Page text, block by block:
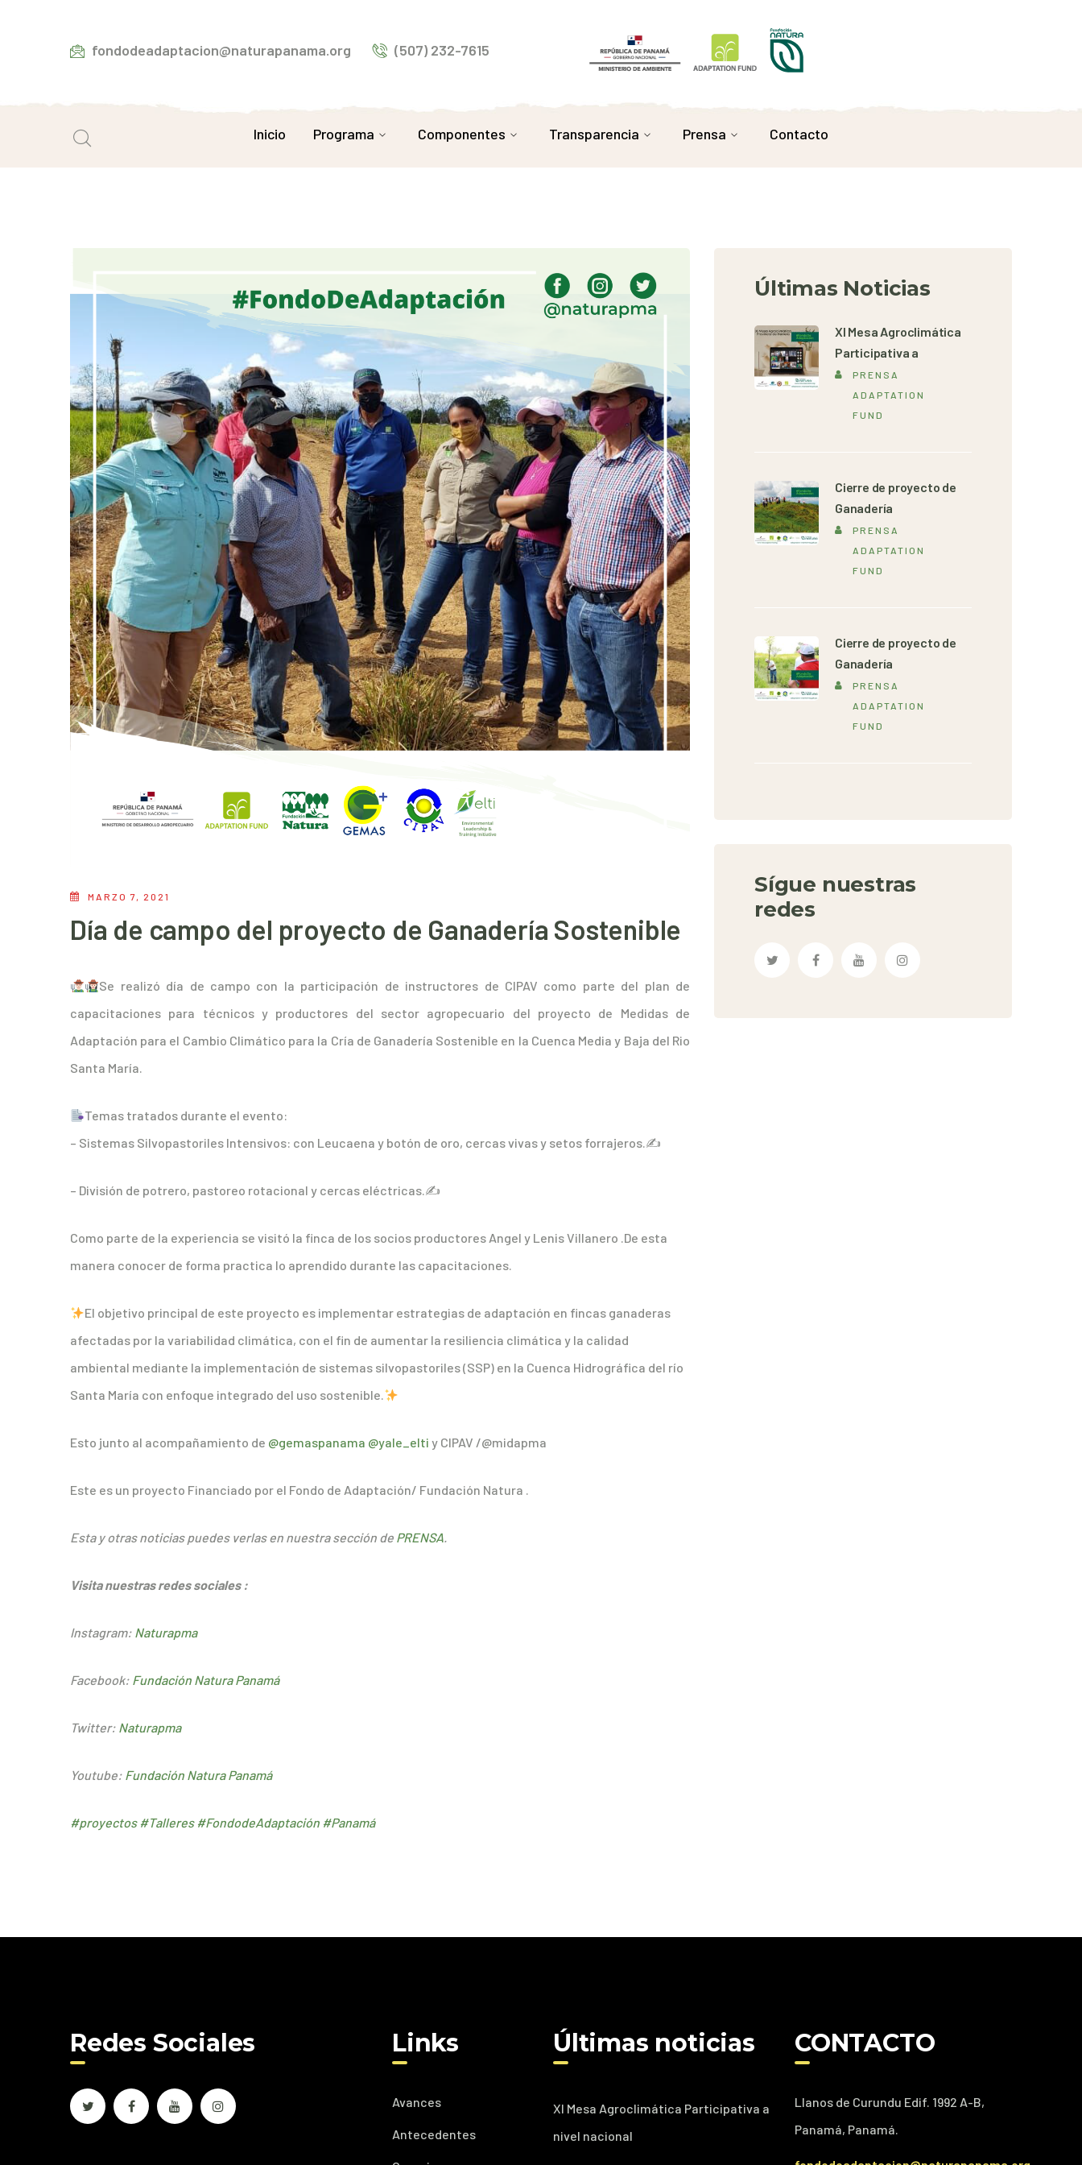
fondodeadaptacion@naturapanama.org (507) 232-7615
Inicio Programa Componentes Transparencia Prensa Contacto
MARZO 7, 2021
Día de campo del proyecto de Ganadería Sostenible
Se realizó día de campo con la participación de instructores de CIPAV como parte del plan de
capacitaciones para técnicos y productores del sector agropecuario del proyecto de Medidas de
Adaptación para el Cambio Climático para la Cría de Ganadería Sostenible en la Cuenca Media y Baja del Rio
Santa María.
Temas tratados durante el evento:
– Sistemas Silvopastoriles Intensivos: con Leucaena y botón de oro, cercas vivas y setos forrajeros.✍️
– División de potrero, pastoreo rotacional y cercas eléctricas.✍️
Como parte de la experiencia se visitó la finca de los socios productores Angel y Lenis Villanero .De esta
manera conocer de forma practica lo aprendido durante las capacitaciones.
El objetivo principal de este proyecto es implementar estrategias de adaptación en fincas ganaderas
afectadas por la variabilidad climática, con el fin de aumentar la resiliencia climática y la calidad
ambiental mediante la implementación de sistemas silvopastoriles (SSP) en la Cuenca Hidrográfica del río
Santa María con enfoque integrado del uso sostenible.
Esto junto al acompañamiento de @gemaspanama @yale_elti y CIPAV /@midapma
Este es un proyecto Financiado por el Fondo de Adaptación/ Fundación Natura .
Esta y otras noticias puedes verlas en nuestra sección de PRENSA.
Visita nuestras redes sociales :
Instagram: Naturapma
Facebook: Fundación Natura Panamá
Twitter: Naturapma
Youtube: Fundación Natura Panamá
#proyectos #Talleres #FondodeAdaptación #Panamá
Últimas Noticias
XI Mesa Agroclimática
Participativa a
PRENSA
ADAPTATION
FUND
Cierre de proyecto de
Ganadería
PRENSA
ADAPTATION
FUND
Cierre de proyecto de
Ganadería
PRENSA
ADAPTATION
FUND
Sígue nuestras
redes
Redes Sociales Links
Avances
Antecedentes
Últimas noticias
XI Mesa Agroclimática Participativa a
nivel nacional
CONTACTO
Llanos de Curundu Edif. 1992 A-B,
Panamá, Panamá.